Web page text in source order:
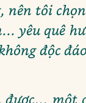
nên tôi
yêu quê
độc